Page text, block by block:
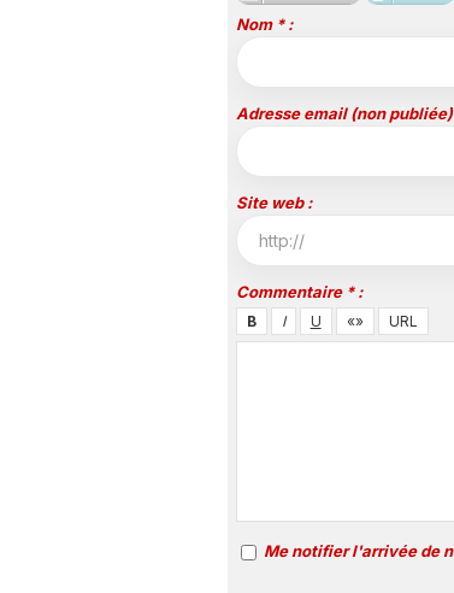
Nom * :
Adresse email (non
Site web :
Commentaire * :
Me notifier l'arrivée de